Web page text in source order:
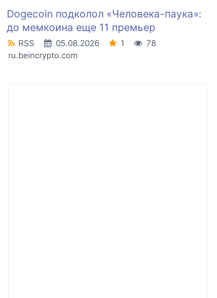
Dogecoin подколол «Человека-паука»:
до мемкоина еще 11 премьер
RSS 05.08.2026 1
78
ru.beincrypto.com